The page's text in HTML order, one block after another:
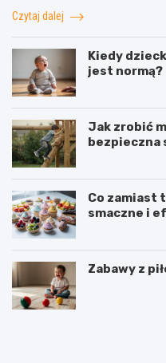
Czytaj dalej
Kiedy
jest normą?
Jak zrobić
bezpieczna
Co zamiast
smaczne i
Zabawy z